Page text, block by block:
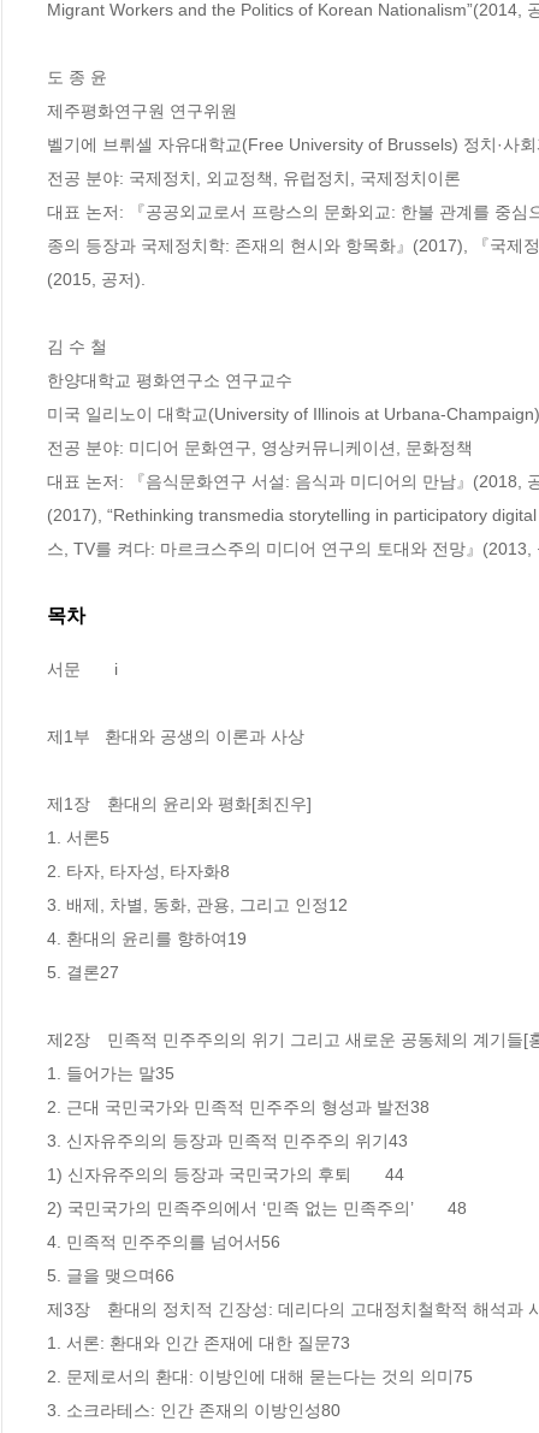
Migrant Workers and the Politics of Korean Nationalism”(2014,
도 종 윤
제주평화연구원 연구위원
벨기에 브뤼셀 자유대학교(Free University of Brussels) 정치·사
전공 분야: 국제정치, 외교정책, 유럽정치, 국제정치이론
대표 논저: 『공공외교로서 프랑스의 문화외교: 한불 관계를 중
종의 등장과 국제정치학: 존재의 현시와 항목화』(2017), 『국제
(2015, 공저).
김 수 철
한양대학교 평화연구소 연구교수
미국 일리노이 대학교(University of Illinois at Urbana-
전공 분야: 미디어 문화연구, 영상커뮤니케이션, 문화정책
대표 논저: 『음식문화연구 서설: 음식과 미디어의 만남』(2018,
(2017), “Rethinking transmedia storytelling in participatory
스, TV를 켜다: 마르크스주의 미디어 연구의 토대와 전망』(2013,
목차
서문　　i
제1부   환대와 공생의 이론과 사상
제1장　환대의 윤리와 평화[최진우]
1. 서론5
2. 타자, 타자성, 타자화8
3. 배제, 차별, 동화, 관용, 그리고 인정12
4. 환대의 윤리를 향하여19
5. 결론27
제2장　민족적 민주주의의 위기 그리고 새로운 공동체의 계기들[
1. 들어가는 말35
2. 근대 국민국가와 민족적 민주주의 형성과 발전38
3. 신자유주의의 등장과 민족적 민주주의 위기43
1) 신자유주의의 등장과 국민국가의 후퇴　　44
2) 국민국가의 민족주의에서 ‘민족 없는 민족주의’　　48
4. 민족적 민주주의를 넘어서56
5. 글을 맺으며66
제3장　환대의 정치적 긴장성: 데리다의 고대정치철학적 해석과
1. 서론: 환대와 인간 존재에 대한 질문73
2. 문제로서의 환대: 이방인에 대해 묻는다는 것의 의미75
3. 소크라테스: 인간 존재의 이방인성80